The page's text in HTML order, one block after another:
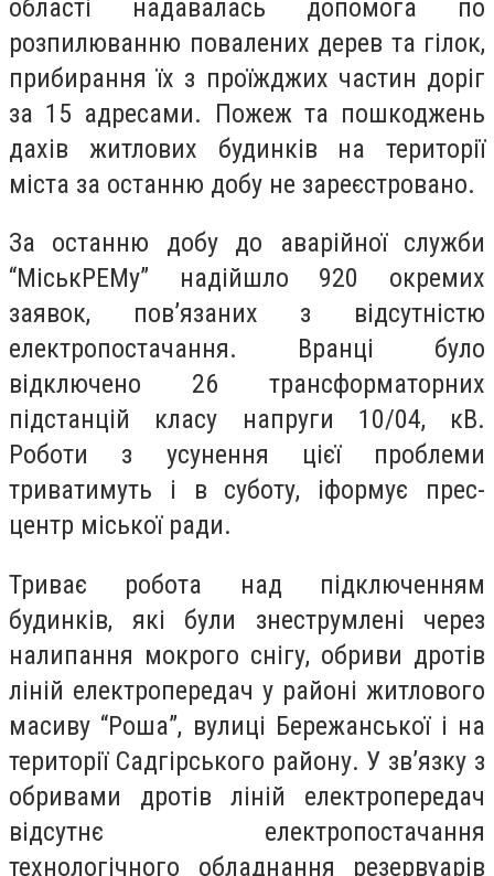
області надавалась допомога по
розпилюванню повалених дерев та гілок,
прибирання їх з проїжджих частин доріг
за 15 адресами. Пожеж та пошкоджень
дахів житлових будинків на території
міста за останню добу не зареєстровано.
За останню добу до аварійної служби
“МіськРЕМу” надійшло 920 окремих
заявок, пов’язаних з відсутністю
електропостачання. Вранці було
відключено 26 трансформаторних
підстанцій класу напруги 10/04, кВ.
Роботи з усунення цієї проблеми
триватимуть і в суботу, іформує прес-
центр міської ради.
Триває робота над підключенням
будинків, які були знеструмлені через
налипання мокрого снігу, обриви дротів
ліній електропередач у районі житлового
масиву “Роша”, вулиці Бережанської і на
території Садгірського району. У зв’язку з
обривами дротів ліній електропередач
відсутнє електропостачання
технологічного обладнання резервуарів